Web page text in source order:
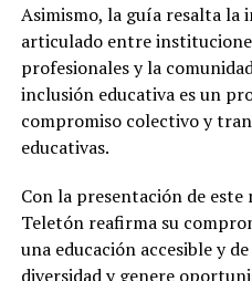
Asimismo, la guía resalta la
articulado entre
profesionales y la
inclusión educativa es un
compromiso colectivo y
educativas.
Con la presentación de
Teletón reafirma su
una educación accesible y
diversidad y genere